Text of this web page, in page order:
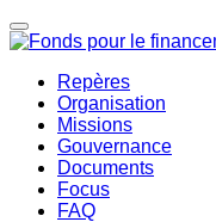
Repères
Organisation
Missions
Gouvernance
Documents
Focus
FAQ